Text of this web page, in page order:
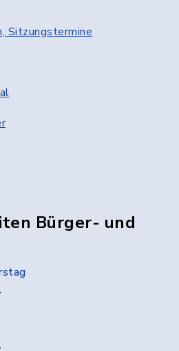
Sitzungstermine
Bürger- und